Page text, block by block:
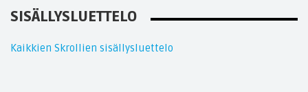
SISÄLLYSLUETTELO
Kaikkien Skrollien sisällysluettelo